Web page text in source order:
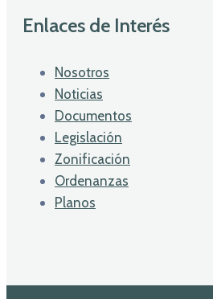
Enlaces de Interés
Nosotros
Noticias
Documentos
Legislación
Zonificación
Ordenanzas
Planos